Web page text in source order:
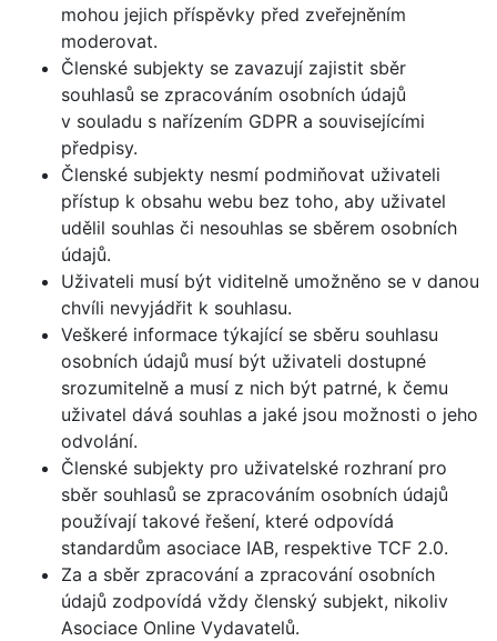
mohou jejich příspěvky před zveřejněním
moderovat.
Členské subjekty se zavazují zajistit sběr
souhlasů se zpracováním osobních údajů
v souladu s nařízením GDPR a souvisejícími
předpisy.
Členské subjekty nesmí podmiňovat uživateli
přístup k obsahu webu bez toho, aby uživatel
udělil souhlas či nesouhlas se sběrem osobních
údajů.
Uživateli musí být viditelně umožněno se v danou
chvíli nevyjádřit k souhlasu.
Veškeré informace týkající se sběru souhlasu
osobních údajů musí být uživateli dostupné
srozumitelně a musí z nich být patrné, k čemu
uživatel dává souhlas a jaké jsou možnosti o jeho
odvolání.
Členské subjekty pro uživatelské rozhraní pro
sběr souhlasů se zpracováním osobních údajů
používají takové řešení, které odpovídá
standardům asociace IAB, respektive TCF 2.0.
Za a sběr zpracování a zpracování osobních
údajů zodpovídá vždy členský subjekt, nikoliv
Asociace Online Vydavatelů.